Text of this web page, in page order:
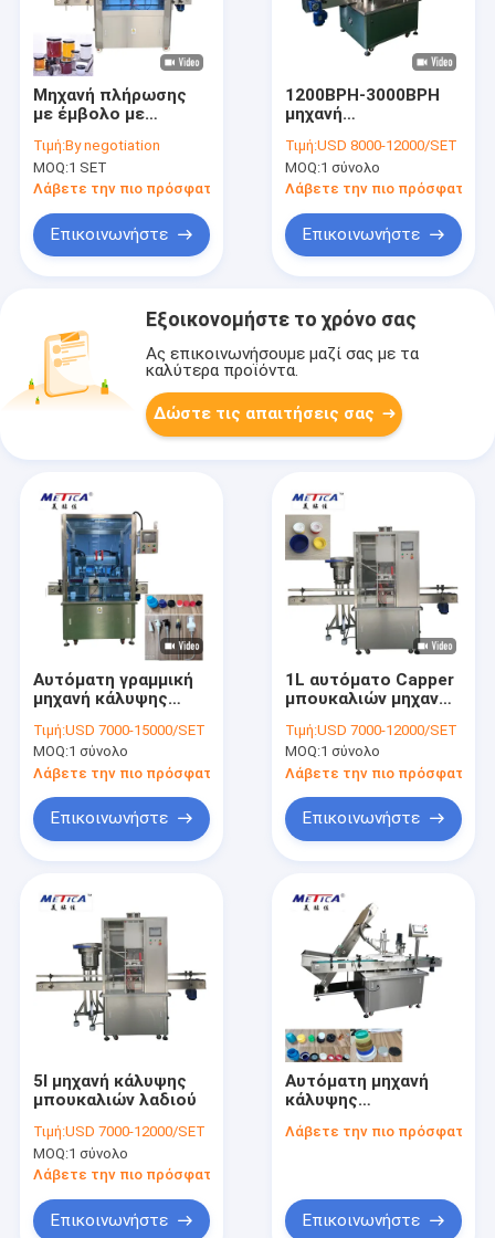
Μηχανή πλήρωσης
με έμβολο με
σερβοκινητήρα
Τιμή:By negotiation
MOQ:1 SET
Λάβετε την πιο πρόσφατη τιμή
Επικοινωνήστε
1200BPH-3000BPH
μηχανή
μπουκαλιών με την
ακρίβεια
μαρκαρίσματος 1mm
Τιμή:USD 8000-12000/SET
MOQ:1 σύνολο
Λάβετε την πιο πρόσφατη
Επικοινωνήστε
Εξοικονομήστε το χρόνο σας
Ας επικοινωνήσουμε μαζί σας με τα
καλύτερα προϊόντα.
Δώστε τις απαιτήσεις σας
Αυτόματη γραμμική
μηχανή κάλυψης
πλαστικό μπουκάλι
2000-6000bph
Τιμή:USD 7000-15000/SET
MOQ:1 σύνολο
Λάβετε την πιο πρόσφατη τιμή
Επικοινωνήστε
1L αυτόματο Capper
μπουκαλιών μηχανών
κάλυψης
μπουκαλιών
πετρελαίου μηχανών
Τιμή:USD 7000-12000/SET
MOQ:1 σύνολο
Λάβετε την πιο πρόσφατη
Επικοινωνήστε
5l μηχανή κάλυψης
μπουκαλιών λαδιού
Τιμή:USD 7000-12000/SET
MOQ:1 σύνολο
Λάβετε την πιο πρόσφατη τιμή
Επικοινωνήστε
Αυτόματη μηχανή
κάλυψης
κεφαλές κοχλίου με
Λάβετε την πιο πρόσφατη
Επικοινωνήστε